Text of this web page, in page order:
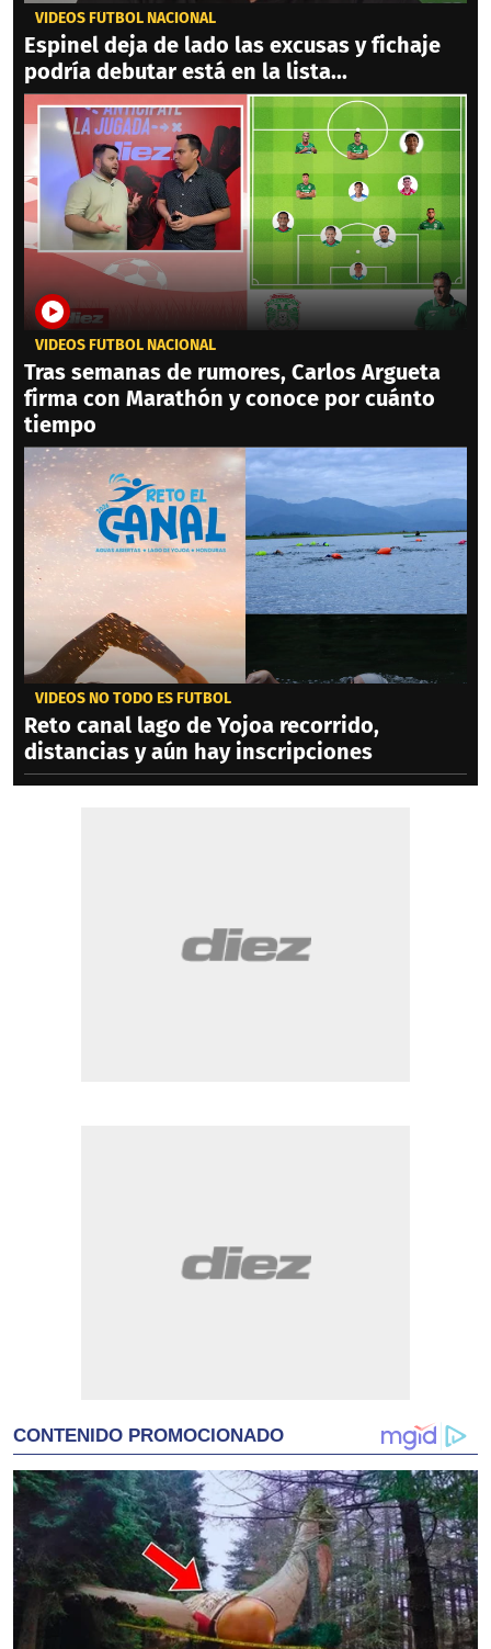
VIDEOS FÚTBOL NACIONAL
Espinel deja de lado las excusas y fichaje
podría debutar está en la lista...
VIDEOS FÚTBOL NACIONAL
Tras semanas de rumores, Carlos Argueta
firma con Marathón y conoce por cuánto
tiempo
VIDEOS NO TODO ES FÚTBOL
Reto canal lago de Yojoa recorrido,
distancias y aún hay inscripciones